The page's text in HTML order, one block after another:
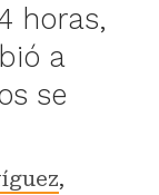
horas,
a
se
,